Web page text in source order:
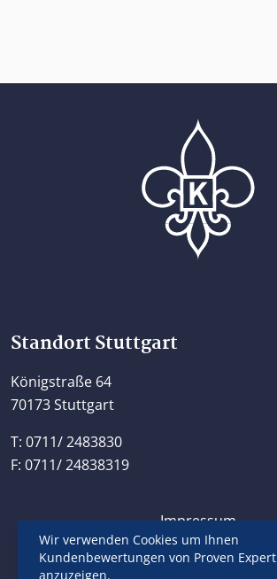
Standort Stuttgart
Königstraße 64
70173 Stuttgart
T: 0711/ 2483830
F: 0711/ 24838319
Home
Impressum
Datenschutzerklärung
Wir verwenden Cookies um Ihnen
Kundenbewertungen von Proven Expert
anzuzeigen.